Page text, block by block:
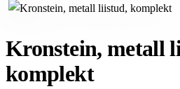
Kronstein, metall
komplekt